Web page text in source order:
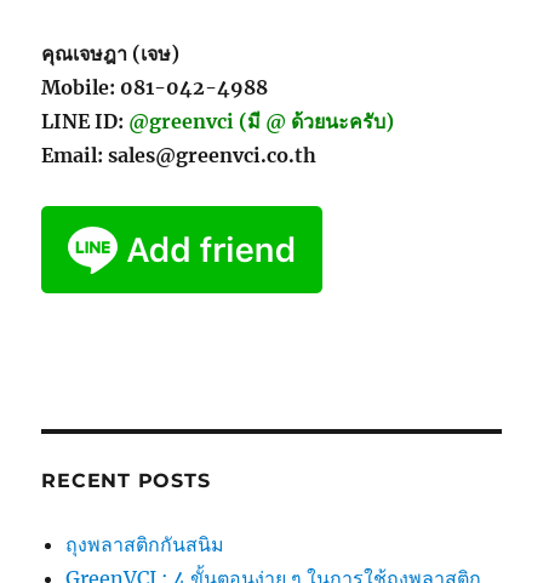
คุณเจษฎา (เจษ)
Mobile: 081-042-4988
LINE ID: @greenvci (มี @ ด้วยนะครับ)
Email: sales@greenvci.co.th
RECENT POSTS
ถุงพลาสติกกันสนิม